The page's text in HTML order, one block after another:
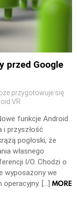
przed Google
przygotowuje się
VR
funkcje Android
i przyszłość
pogłoski, że
własnego
I/O. Chodzi o
wyposażony we
[…] MORE